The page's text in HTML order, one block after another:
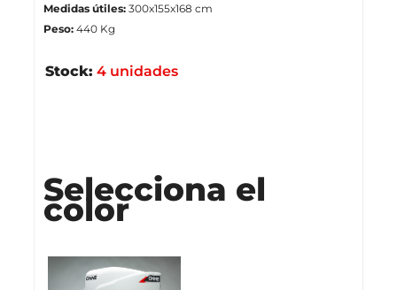
Medidas útiles: 300x155x168 cm
Peso: 440 Kg
Stock: 4 unidades
Selecciona el
color